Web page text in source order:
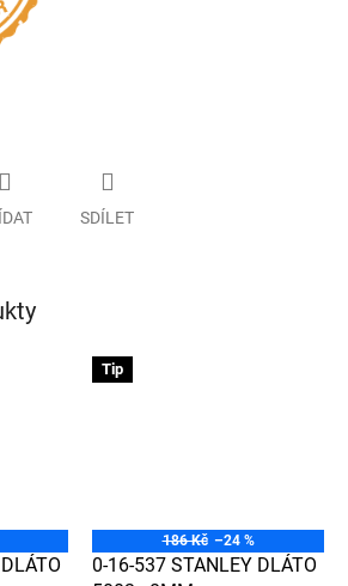
SDÍLET
Tip
186 Kč –24 %
0-16-537 STANLEY DLÁTO